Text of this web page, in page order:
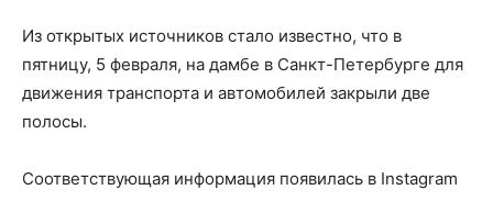
Из открытых источников стало известно, что в
пятницу, 5 февраля, на дамбе в Санкт-Петербурге для
движения транспорта и автомобилей закрыли две
полосы.
Соответствующая информация появилась в Instagram